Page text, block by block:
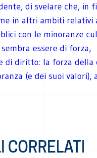
di svelare che, in
in altri ambiti relativi
con le minoranze
essere di forza,
di diritto: la forza della
(e dei suoi valori),
CORRELATI